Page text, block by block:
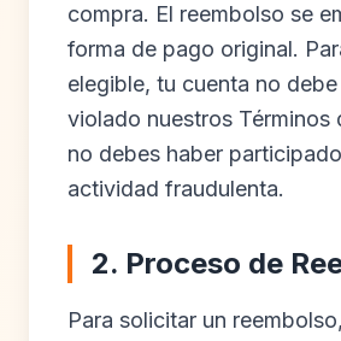
compra. El reembolso se
forma de pago original.
elegible, tu cuenta no
violado nuestros Términos
no debes haber
actividad fraudulenta.
2. Proceso de
Para solicitar un